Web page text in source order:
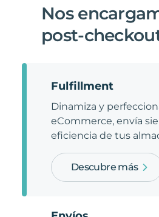
Nos
post-
Fulfillment
Dinamiza y
eCommerce, envía
eficiencia de tus
Descubre más